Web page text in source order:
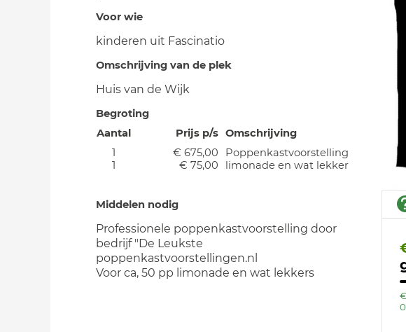
0
Voor wie
kinderen uit Fascinatio
Omschrijving van de plek
Huis van de Wijk
Begroting
Aantal
Prijs p/s Omschrijving
1
€ 675,00
Poppenkastvoorstelling
1
€ 75,00 limonade en wat lekker
Middelen nodig
Professionele poppenkastvoorstelling door
bedrijf "De Leukste
poppenkastvoorstellingen.nl
Voor ca, 50 pp limonade en wat lekkers